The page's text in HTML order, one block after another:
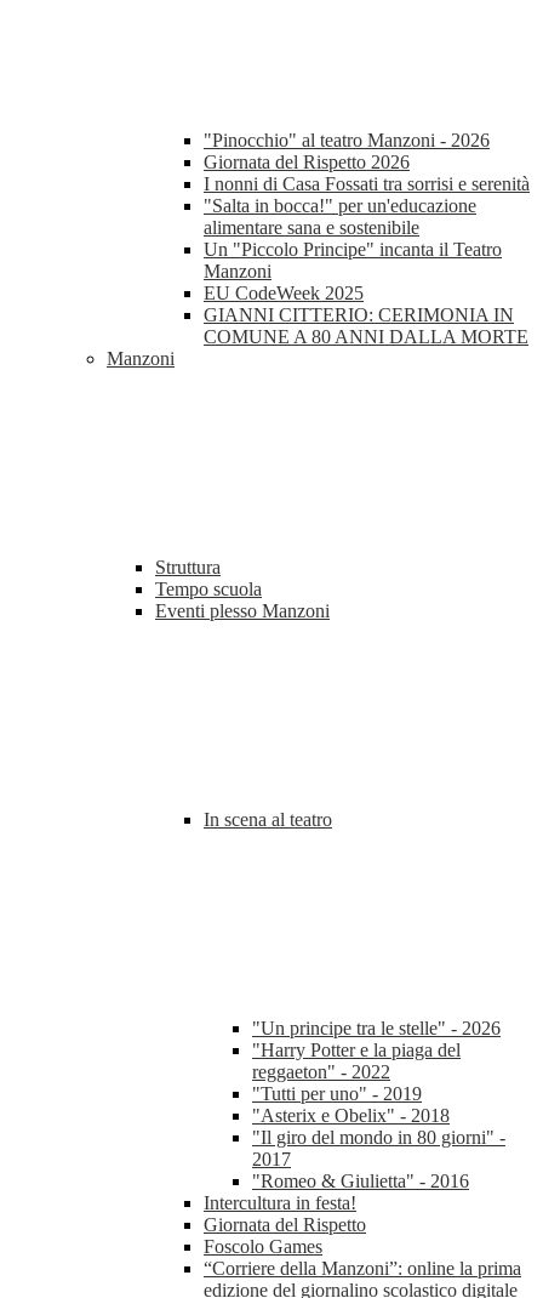
"Pinocchio" al teatro Manzoni - 2026
Giornata del Rispetto 2026
I nonni di Casa Fossati tra sorrisi e serenità
"Salta in bocca!" per un'educazione
alimentare sana e sostenibile
Un "Piccolo Principe" incanta il Teatro
Manzoni
EU CodeWeek 2025
GIANNI CITTERIO: CERIMONIA IN
COMUNE A 80 ANNI DALLA MORTE
Manzoni
Struttura
Tempo scuola
Eventi plesso Manzoni
In scena al teatro
"Un principe tra le stelle" - 2026
"Harry Potter e la piaga del
reggaeton" - 2022
"Tutti per uno" - 2019
"Asterix e Obelix" - 2018
"Il giro del mondo in 80 giorni" -
2017
"Romeo & Giulietta" - 2016
Intercultura in festa!
Giornata del Rispetto
Foscolo Games
“Corriere della Manzoni”: online la prima
edizione del giornalino scolastico digitale